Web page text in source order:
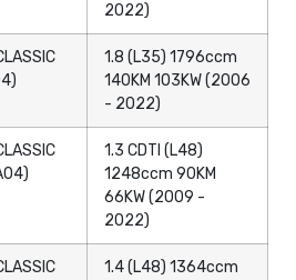
2022)
1.8 (L35) 1796ccm
140KM 103KW (2006
- 2022)
1.3 CDTI (L48)
1248ccm 90KM
66KW (2009 -
2022)
1.4 (L48) 1364ccm